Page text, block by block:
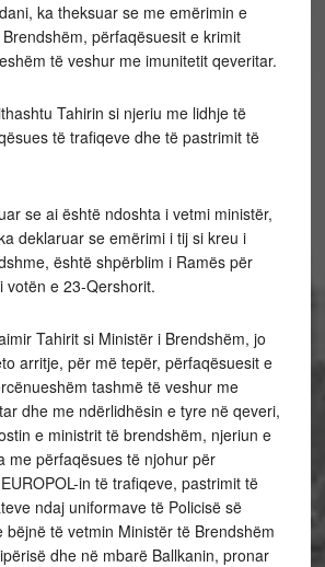
ka theksuar se me emërimin e
përfaqësuesit e krimit
të veshur me imunitetit qeveritar.
Tahirin si njeriu me lidhje të
të trafiqeve dhe të pastrimit të
se ai është ndoshta i vetmi ministër,
deklaruar se emërimi i tij si kreu i
është shpërblim i Ramës për
votën e 23-Qershorit.
Tahirit si Ministër i Brendshëm, jo
arritje, për më tepër, përfaqësuesit e
tashmë të veshur me
dhe me ndërlidhësin e tyre në qeveri,
e ministrit të brendshëm, njeriun e
me përfaqësues të njohur për
in të trafiqeve, pastrimit të
ndaj uniformave të Policisë së
bëjnë të vetmin Ministër të Brendshëm
dhe në mbarë Ballkanin, pronar